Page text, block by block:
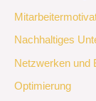
Nachhaltiges
Netzwerken und
Optimierung